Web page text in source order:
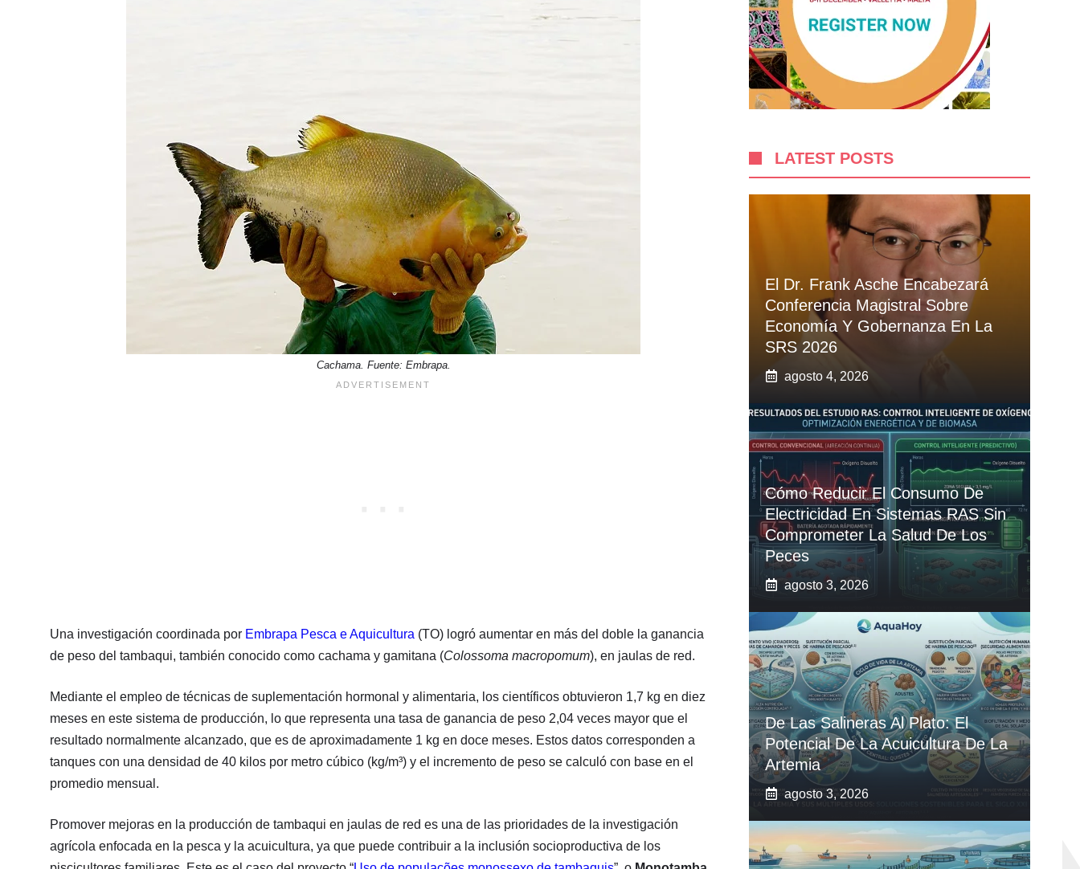
Cachama. Fuente: Embrapa.
Una investigación coordinada por Embrapa Pesca e Aquicultura (TO) logró aumentar en más del doble la ganancia
de peso del tambaqui, también conocido como cachama y gamitana (Colossoma macropomum), en jaulas de red.
Mediante el empleo de técnicas de suplementación hormonal y alimentaria, los científicos obtuvieron 1,7 kg en diez
meses en este sistema de producción, lo que representa una tasa de ganancia de peso 2,04 veces mayor que el
resultado normalmente alcanzado, que es de aproximadamente 1 kg en doce meses. Estos datos corresponden a
tanques con una densidad de 40 kilos por metro cúbico (kg/m³) y el incremento de peso se calculó con base en el
promedio mensual.
Promover mejoras en la producción de tambaqui en jaulas de red es una de las prioridades de la investigación
agrícola enfocada en la pesca y la acuicultura, ya que puede contribuir a la inclusión socioproductiva de los
LATEST POSTS
El Dr. Frank Asche Encabezará
Conferencia Magistral Sobre
Economía Y Gobernanza En La
SRS 2026
agosto 4, 2026
Cómo Reducir El Consumo De
Electricidad En Sistemas RAS Sin
Comprometer La Salud De Los
Peces
agosto 3, 2026
De Las Salineras Al Plato: El
Potencial De La Acuicultura De La
Artemia
agosto 3, 2026